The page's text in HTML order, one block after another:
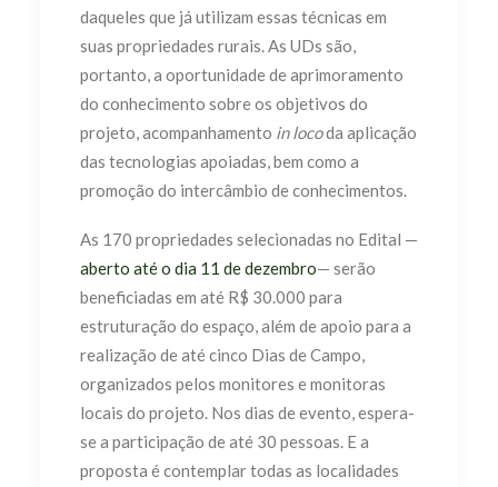
daqueles que já utilizam essas técnicas em
suas propriedades rurais. As UDs são,
portanto, a oportunidade de aprimoramento
do conhecimento sobre os objetivos do
projeto, acompanhamento in locoda aplicação
das tecnologias apoiadas, bem como a
promoção do intercâmbio de conhecimentos.
As 170 propriedades selecionadas no Edital —
aberto até o dia 11 de dezembro— serão
beneficiadas em até R$ 30.000 para
estruturação do espaço, além de apoio para a
realização de até cinco Dias de Campo,
organizados pelos monitores e monitoras
locais do projeto. Nos dias de evento, espera-
se a participação de até 30 pessoas. E a
proposta é contemplar todas as localidades